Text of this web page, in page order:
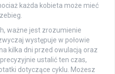
każda kobieta może mieć
ważne jest zrozumienie
występuje w połowie
kilka dni przed owulacją oraz
ustalić ten czas,
dotyczące cyklu. Możesz